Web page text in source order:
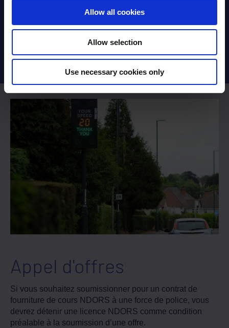
Allow all cookies
Allow selection
Use necessary cookies only
pour le compte d’une force de police.
Pour plus d’informations sur l’association, veuillez
contacter la présidente, Sally Plail –
chairman@nadip.org.uk.
Appel d'offres
Si vous souhaitez soumissionner pour un contrat de
fourniture de cours NDORS à une force de police, vous
devrez détenir une licence NDORS comme condition
préalable à la soumission d’une offre.